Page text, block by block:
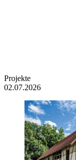
Projekte
02.07.2026